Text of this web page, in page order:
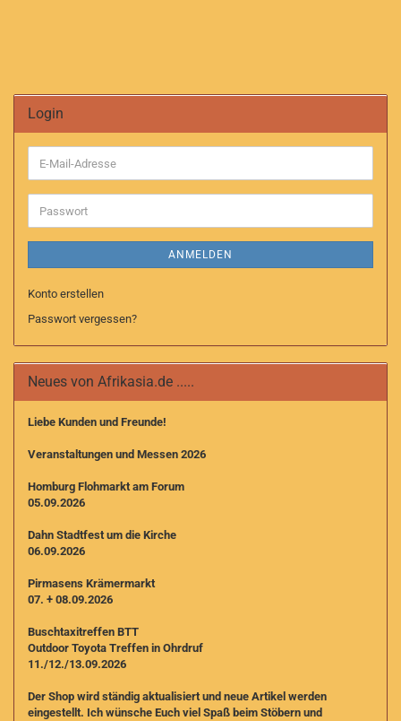
Login
E-
Mail-
Adresse
Passwort
ANMELDEN
Konto erstellen
Passwort vergessen?
Neues von Afrikasia.de .....
Liebe Kunden und Freunde!
Veranstaltungen und Messen 2026
Homburg Flohmarkt am Forum
05.09.2026
Dahn Stadtfest um die Kirche
06.09.2026
Pirmasens Krämermarkt
07. + 08.09.2026
Buschtaxitreffen BTT
Outdoor Toyota Treffen in Ohrdruf
11./12./13.09.2026
Der Shop wird ständig aktualisiert und neue Artikel werden
eingestellt. Ich wünsche Euch viel Spaß beim Stöbern und